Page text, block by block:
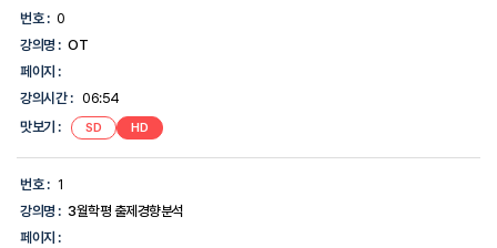
습
목
차
목
록
번
강
의
명,
강
의
번호 : 0
강의명 : OT
페이지 :
강의시간 : 06:54
맛보기 :
SD HD
번호 : 1
강의명 : 3월학평 출제경향분석
페이지 :